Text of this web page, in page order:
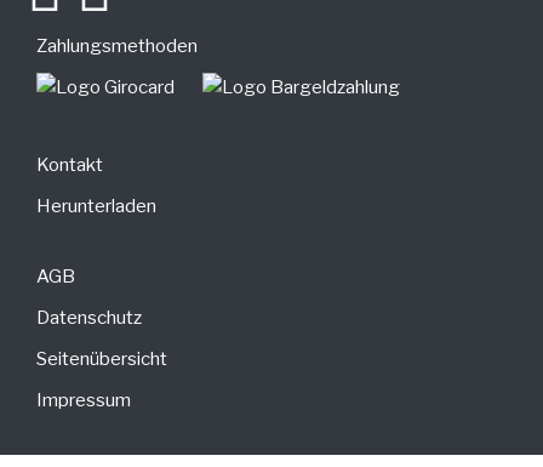
Zahlungsmethoden
Kontakt
Herunterladen
AGB
Datenschutz
Seitenübersicht
Impressum